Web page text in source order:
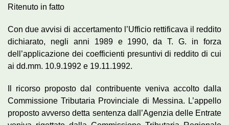
Ritenuto in fatto
Con due avvisi di accertamento l’Ufficio rettificava il reddito
dichiarato, negli anni 1989 e 1990, da T. G. in forza
dell’applicazione dei coefficienti presuntivi di reddito di cui
ai dd.mm. 10.9.1992 e 19.11.1992.
Il ricorso proposto dal contribuente veniva accolto dalla
Commissione Tributaria Provinciale di Messina. L’appello
proposto avverso detta sentenza dall’Agenzia delle Entrate